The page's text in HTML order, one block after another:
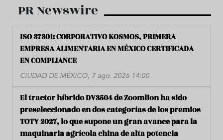
PR Newswire
ISO 37301: CORPORATIVO KOSMOS, PRIMERA
EMPRESA ALIMENTARIA EN MÉXICO CERTIFICADA
EN COMPLIANCE
CIUDAD DE MÉXICO, 7 ago. 2026 14:00
El tractor híbrido DV3504 de Zoomlion ha sido
preseleccionado en dos categorías de los premios
TOTY 2027, lo que supone un gran avance para la
maquinaria agrícola china de alta potencia